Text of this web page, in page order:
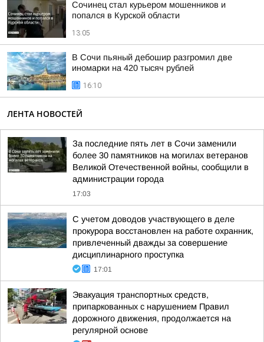
Сочинец стал курьером мошенников и
попался в Курской области
13:05
В Сочи пьяный дебошир разгромил две
иномарки на 420 тысяч рублей
16:10
ЛЕНТА НОВОСТЕЙ
За последние пять лет в Сочи заменили
более 30 памятников на могилах ветеранов
Великой Отечественной войны, сообщили в
администрации города
17:03
С учетом доводов участвующего в деле
прокурора восстановлен на работе охранник,
привлеченный дважды за совершение
дисциплинарного проступка
17:01
Эвакуация транспортных средств,
припаркованных с нарушением Правил
дорожного движения, продолжается на
регулярной основе